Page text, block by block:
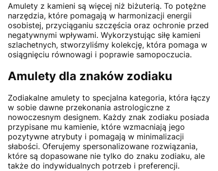
Amulety z kamieni są więcej niż biżuterią. To potężne
narzędzia, które pomagają w harmonizacji energii
osobistej, przyciąganiu szczęścia oraz ochronie przed
negatywnymi wpływami. Wykorzystując siłę kamieni
szlachetnych, stworzyliśmy kolekcję, która pomaga w
osiągnięciu równowagi i poprawie samopoczucia.
Amulety dla znaków zodiaku
Zodiakalne amulety to specjalna kategoria, która łączy
w sobie dawne przekonania astrologiczne z
nowoczesnym designem. Każdy znak zodiaku posiada
przypisane mu kamienie, które wzmacniają jego
pozytywne atrybuty i pomagają w minimalizacji
słabości. Oferujemy spersonalizowane rozwiązania,
które są dopasowane nie tylko do znaku zodiaku, ale
także do indywidualnych potrzeb i preferencji.